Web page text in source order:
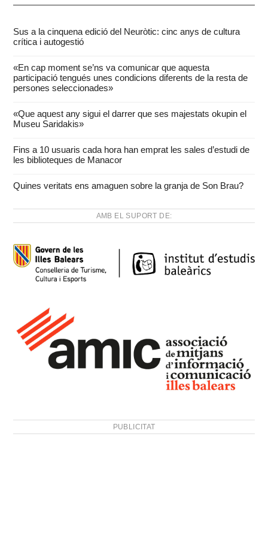
Sus a la cinquena edició del Neuròtic: cinc anys de cultura
crítica i autogestió
«En cap moment se’ns va comunicar que aquesta
participació tengués unes condicions diferents de la resta de
persones seleccionades»
«Que aquest any sigui el darrer que ses majestats okupin el
Museu Saridakis»
Fins a 10 usuaris cada hora han emprat les sales d’estudi de
les biblioteques de Manacor
Quines veritats ens amaguen sobre la granja de Son Brau?
AMB EL SUPORT DE:
PUBLICITAT